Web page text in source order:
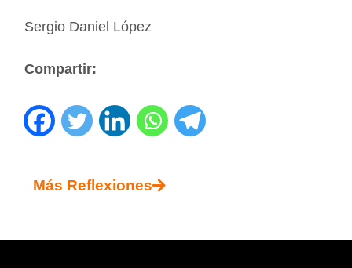
Sergio Daniel López
Compartir:
Más Reflexiones